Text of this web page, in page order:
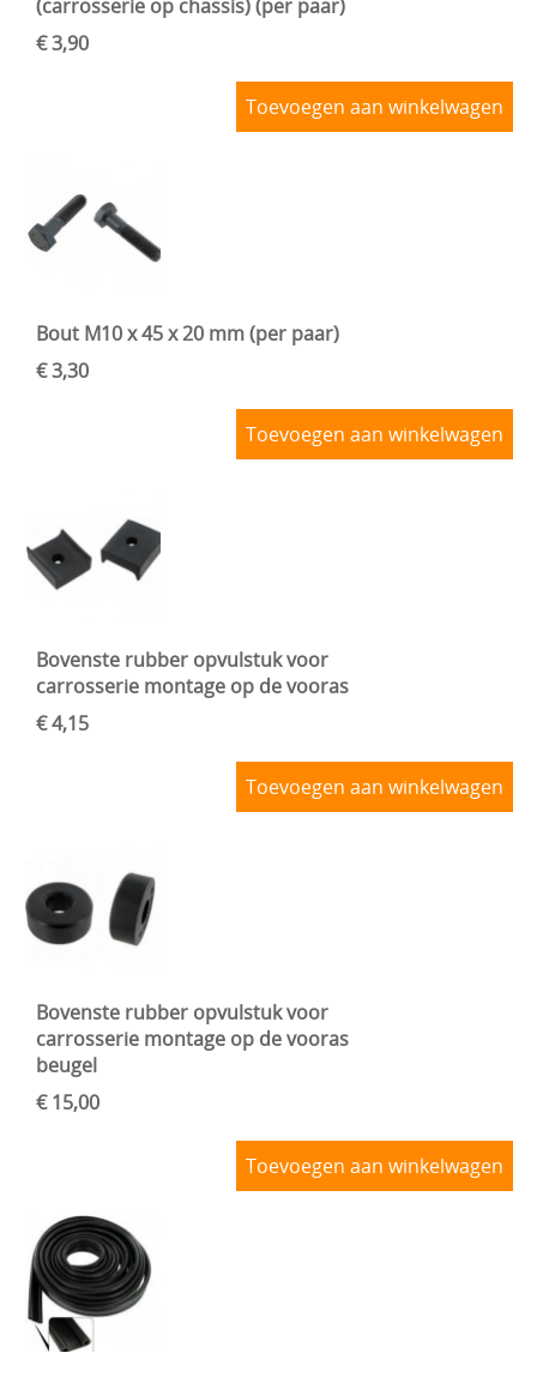
VOORAS , BESTURING
BENZINE, UITLAAT, KACHEL
HAND & VOETBEDIENINGEN
BLOG
(carrosserie op chassis) (per paar)
€ 3,90
Toevoegen aan winkelwagen
Bout M10 x 45 x 20 mm (per paar)
€ 3,30
Toevoegen aan winkelwagen
Bovenste rubber opvulstuk voor
carrosserie montage op de vooras
€ 4,15
Toevoegen aan winkelwagen
Bovenste rubber opvulstuk voor
carrosserie montage op de vooras
beugel
€ 15,00
Toevoegen aan winkelwagen